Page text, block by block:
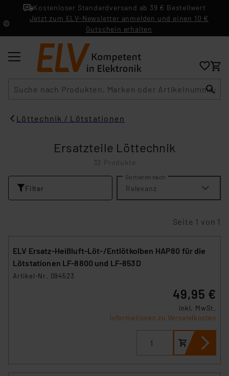
Kostenloser Standardversand ab 39 € Bestellwert
Jetzt zum ELV-Newsletter anmelden und einen 10 €
Gutschein erhalten
Löttechnik / Lötstationen
Ersatzteile Löttechnik
32 Produkte
Filter
Sortieren nach
Relevanz
Seite 1 von 1
ELV Ersatz-Heißluft-Löt-/Entlötkolben HAP80 für die
Lötstationen LF-8800 und LF-853D
Artikel-Nr. 094523
49,95 €
inkl. MwSt.
Informationen zu Versandkosten